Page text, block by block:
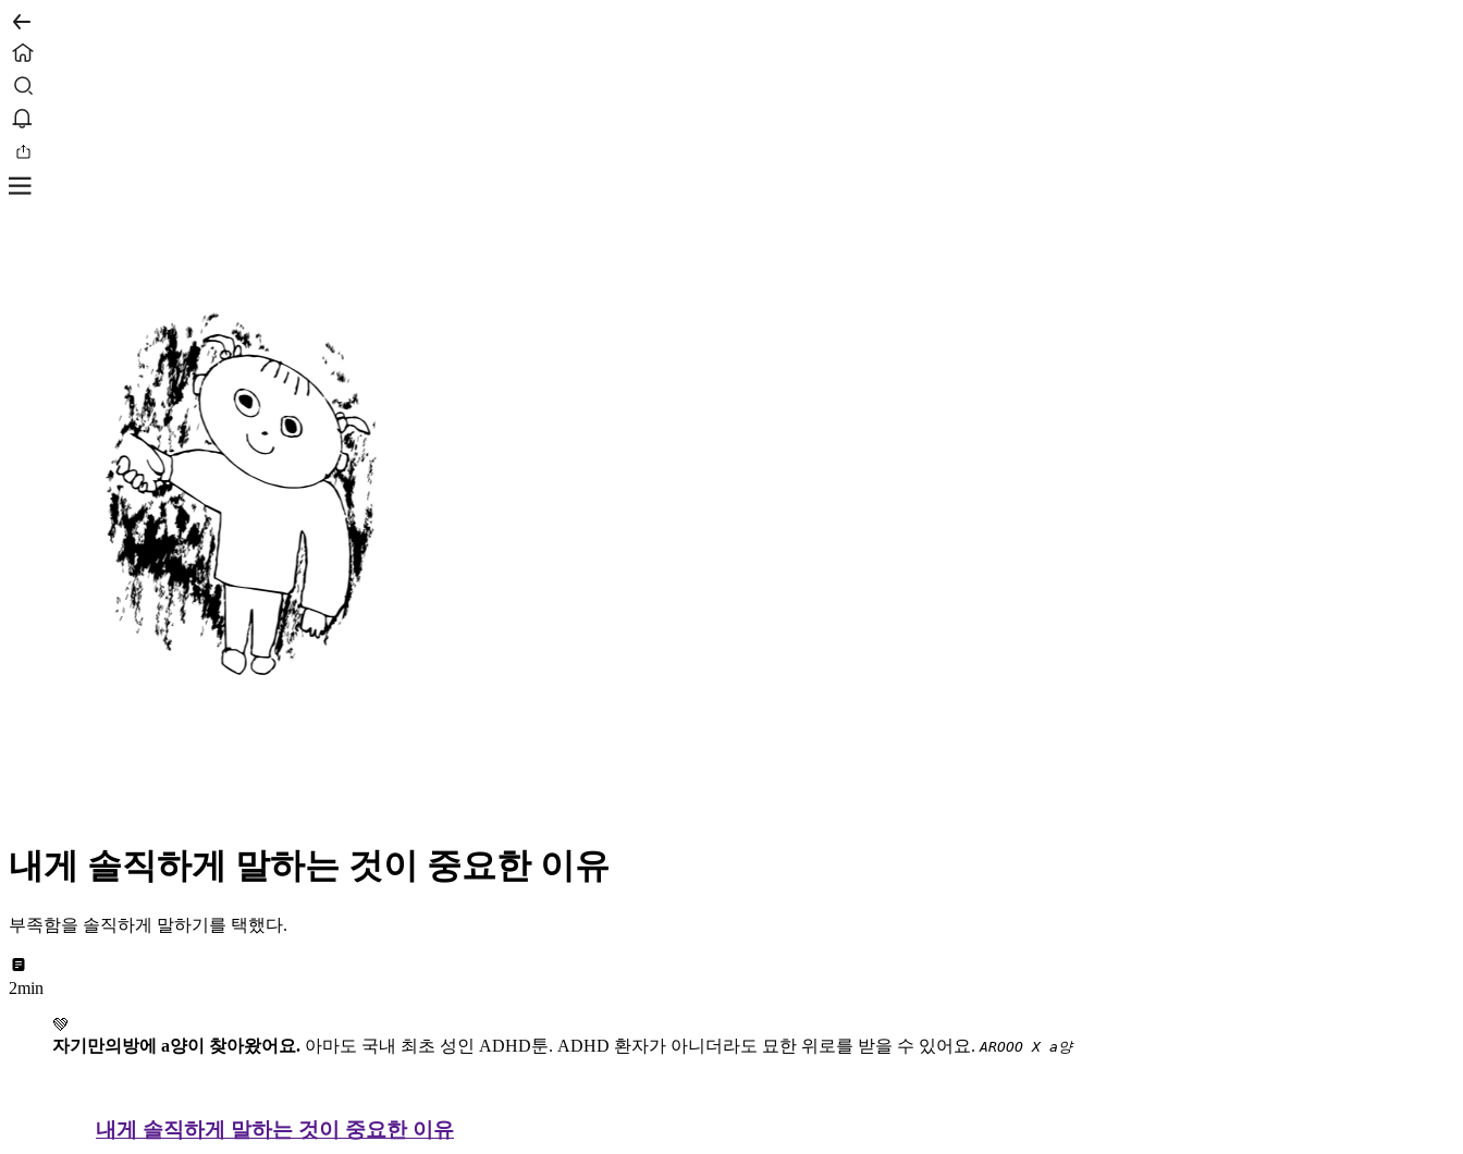
내게 솔직하게 말하는 것이 중요한 이유
부족함을 솔직하게 말하기를 택했다.
2min
💚
자기만의방에 a양이 찾아왔어요. 아마도 국내 최초 성인 ADHD툰. ADHD 환자가 아니더라도 묘한 위로를 받을 수 있어요. AROOO X a양
내게 솔직하게 말하는 것이 중요한 이유